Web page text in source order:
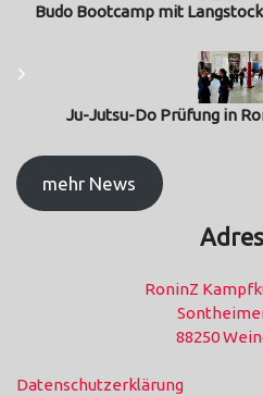
Budo Bootcamp mit
Ju-Jutsu-Do Prüfung in
mehr News
RoninZ
88250
Datenschutzerklärung